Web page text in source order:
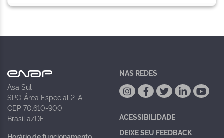
Asa Sul
SPO Área Especial 2-A
CEP 70.610-900
Brasília/DF
NAS REDES
ACESSIBILIDADE
DEIXE SEU FEEDBACK